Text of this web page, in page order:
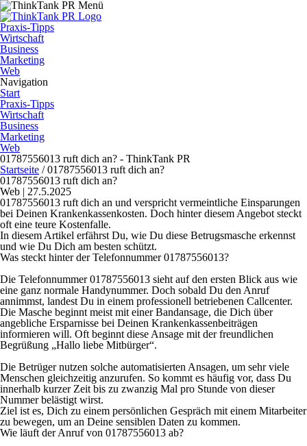
Praxis-Tipps
Wirtschaft
Business
Marketing
Web
Navigation
Start
Praxis-Tipps
Wirtschaft
Business
Marketing
Web
01787556013 ruft dich an? - ThinkTank PR
Startseite / 01787556013 ruft dich an?
01787556013 ruft dich an?
Web | 27.5.2025
01787556013 ruft dich an und verspricht vermeintliche Einsparungen
bei Deinen Krankenkassenkosten. Doch hinter diesem Angebot steckt
oft eine teure Kostenfalle.
In diesem Artikel erfährst Du, wie Du diese Betrugsmasche erkennst
und wie Du Dich am besten schützt.
Was steckt hinter der Telefonnummer 01787556013?
Die Telefonnummer 01787556013 sieht auf den ersten Blick aus wie
eine ganz normale Handynummer. Doch sobald Du den Anruf
annimmst, landest Du in einem professionell betriebenen Callcenter.
Die Masche beginnt meist mit einer Bandansage, die Dich über
angebliche Ersparnisse bei Deinen Krankenkassenbeiträgen
informieren will. Oft beginnt diese Ansage mit der freundlichen
Begrüßung „Hallo liebe Mitbürger“.
Die Betrüger nutzen solche automatisierten Ansagen, um sehr viele
Menschen gleichzeitig anzurufen. So kommt es häufig vor, dass Du
innerhalb kurzer Zeit bis zu zwanzig Mal pro Stunde von dieser
Nummer belästigt wirst.
Ziel ist es, Dich zu einem persönlichen Gespräch mit einem Mitarbeiter
zu bewegen, um an Deine sensiblen Daten zu kommen.
Wie läuft der Anruf von 01787556013 ab?